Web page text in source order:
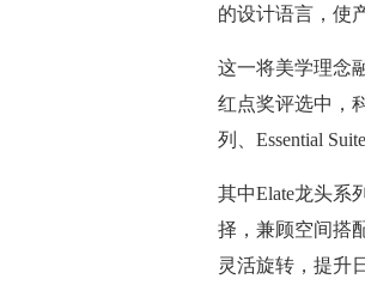
的设计语言，使
这一将美学理念
红点奖评选中，
列、Essential
其中Elate龙头系
择，兼顾空间搭
灵活旋转，提升